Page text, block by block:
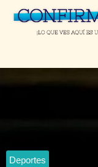
Deportes